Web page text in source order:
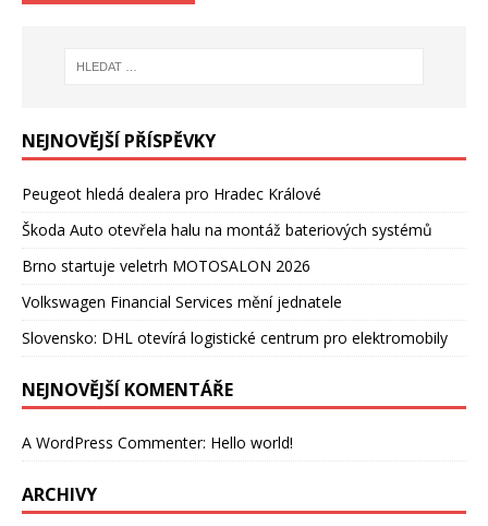
NEJNOVĚJŠÍ PŘÍSPĚVKY
Peugeot hledá dealera pro Hradec Králové
Škoda Auto otevřela halu na montáž bateriových systémů
Brno startuje veletrh MOTOSALON 2026
Volkswagen Financial Services mění jednatele
Slovensko: DHL otevírá logistické centrum pro elektromobily
NEJNOVĚJŠÍ KOMENTÁŘE
A WordPress Commenter: Hello world!
ARCHIVY